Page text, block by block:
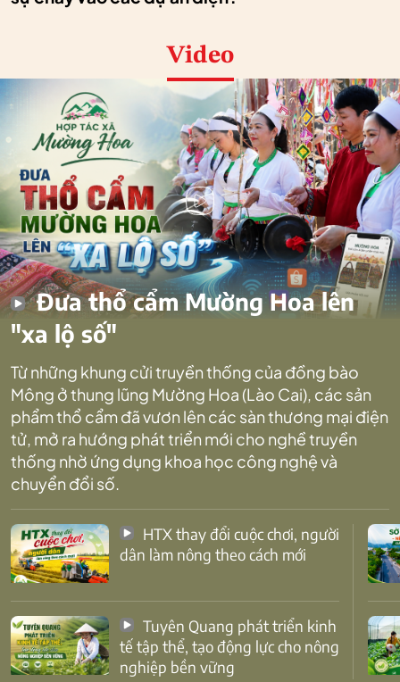
Video
Đưa thổ cẩm Mường Hoa lên
"xa lộ số"
Từ những khung cửi truyền thống của đồng bào
Mông ở thung lũng Mường Hoa (Lào Cai), các sản
phẩm thổ cẩm đã vươn lên các sàn thương mại điện
tử, mở ra hướng phát triển mới cho nghề truyền
thống nhờ ứng dụng khoa học công nghệ và
chuyển đổi số.
dân làm nông theo cách mới
tế tập thể, tạo động lực cho nông
nghiệp bền vững